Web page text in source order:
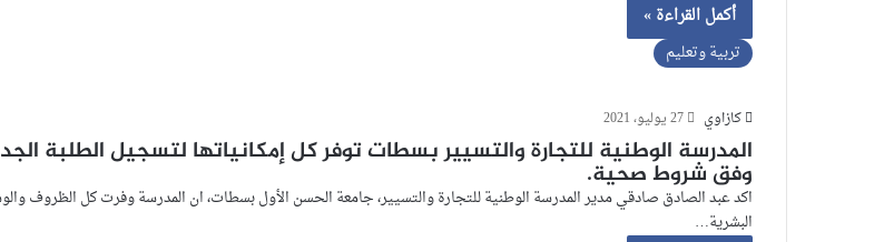
أكمل القراءة »
تربية وتعليم
كازاوي 27 يوليو، 2021
المدرسة الوطنية للتجارة والتسيير بسطات توفر كل إمكانياتها لتسجيل الطلبة
وفق شروط صحية.
اكد عبد الصادق صادقي مدير المدرسة الوطنية للتجارة والتسيير، جامعة الحسن الأول بسطات، ان المدرسة وفرت كل الظروف
البشرية…